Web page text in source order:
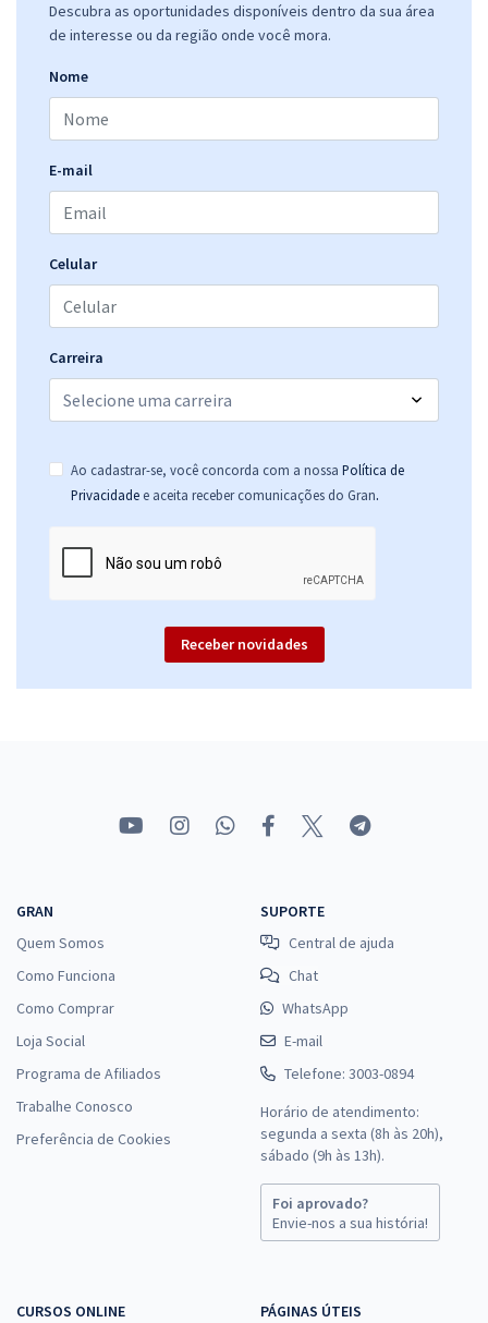
Descubra as oportunidades disponíveis dentro da sua área
de interesse ou da região onde você mora.
Nome
E-mail
Celular
Carreira
Ao cadastrar-se, você concorda com a nossa Política de
Privacidade e aceita receber comunicações do Gran.
Receber novidades
GRAN
Quem Somos
Como Funciona
Como Comprar
Loja Social
Programa de Afiliados
Trabalhe Conosco
Preferência de Cookies
SUPORTE
Central de ajuda
Chat
WhatsApp
E-mail
Telefone: 3003-0894
Horário de atendimento:
segunda a sexta (8h às 20h),
sábado (9h às 13h).
Foi aprovado?
Envie-nos a sua história!
CURSOS ONLINE PÁGINAS ÚTEIS